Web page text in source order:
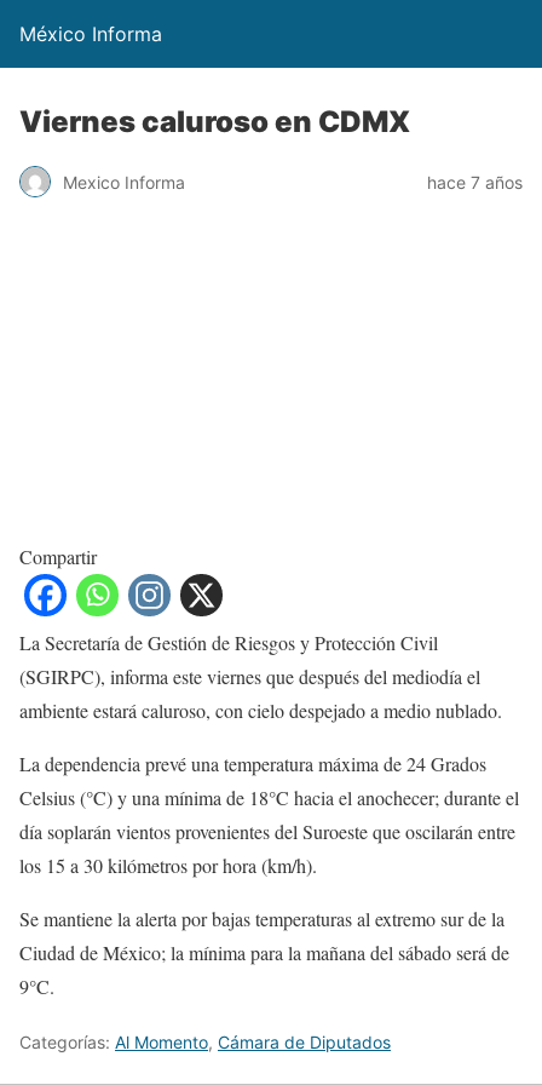
México Informa
Viernes caluroso en CDMX
Mexico Informa hace 7 años
Compartir
La Secretaría de Gestión de Riesgos y Protección Civil
(SGIRPC), informa este viernes que después del mediodía el
ambiente estará caluroso, con cielo despejado a medio nublado.
La dependencia prevé una temperatura máxima de 24 Grados
Celsius (°C) y una mínima de 18°C hacia el anochecer; durante el
día soplarán vientos provenientes del Suroeste que oscilarán entre
los 15 a 30 kilómetros por hora (km/h).
Se mantiene la alerta por bajas temperaturas al extremo sur de la
Ciudad de México; la mínima para la mañana del sábado será de
9°C.
Categorías: Al Momento, Cámara de Diputados